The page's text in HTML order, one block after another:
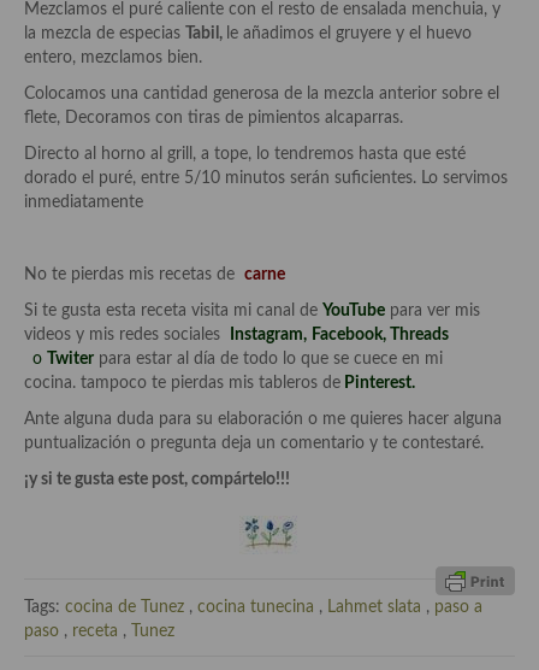
Cocina Azerí (Azerbaiyán)
Cocina de Egipto
Cocina de Tunez
Cocina Oriental
Cocina Tailandesa
Cocina Vietnamita
Cocina camboyana
Cocina HIndú
Cocina filipina
Mezclamos el puré caliente con el resto de ensalada menchuia, y
la mezcla de especias Tabil, le añadimos el gruyere y el huevo
entero, mezclamos bien.
Colocamos una cantidad generosa de la mezcla anterior sobre el
flete, Decoramos con tiras de pimientos alcaparras.
Directo al horno al grill, a tope, lo tendremos hasta que esté
dorado el puré, entre 5/10 minutos serán suficientes. Lo servimos
inmediatamente
No te pierdas mis recetas de carne
Si te gusta esta receta visita mi canal de YouTube para ver mis
videos y mis redes sociales
Instagram, Facebook, Threads
o Twiter para estar al día de todo lo que se cuece en mi
cocina. tampoco te pierdas mis tableros de Pinterest.
Ante alguna duda para su elaboración o me quieres hacer alguna
puntualización o pregunta deja un comentario y te contestaré.
¡y si te gusta este post, compártelo!!!
Tags: cocina de Tunez , cocina tunecina , Lahmet slata , paso a
paso , receta , Tunez